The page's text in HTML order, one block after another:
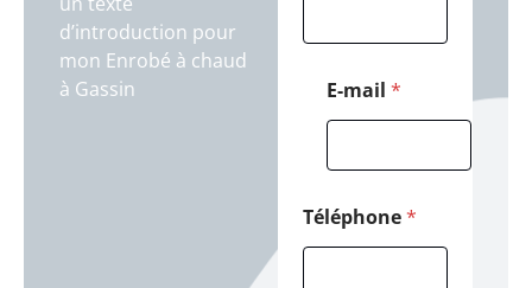
d’introduction pour
mon Enrobé à chaud
à Gassin
E-mail *
Téléphone*